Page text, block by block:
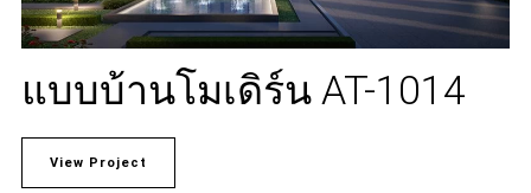
แบบบ้านโมเดิร์น AT-1014
View Project